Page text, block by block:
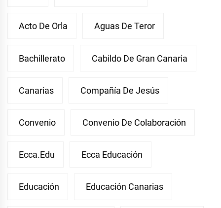
Acto De Orla Aguas De Teror
Bachillerato Cabildo De Gran Canaria
Canarias Compañía De Jesús
Convenio Convenio De Colaboración
Ecca.edu Ecca Educación
Educación Educación Canarias